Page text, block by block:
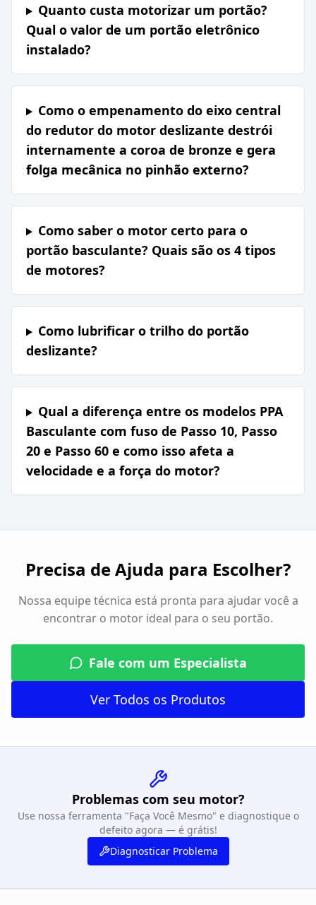
Quanto custa motorizar um portão?
Qual o valor de um portão eletrônico
instalado?
Como o empenamento do eixo central
do redutor do motor deslizante destrói
internamente a coroa de bronze e gera
folga mecânica no pinhão externo?
Como saber o motor certo para o
portão basculante? Quais são os 4 tipos
de motores?
Como lubrificar o trilho do portão
deslizante?
Qual a diferença entre os modelos PPA
Basculante com fuso de Passo 10, Passo
20 e Passo 60 e como isso afeta a
velocidade e a força do motor?
Precisa de Ajuda para Escolher?
Nossa equipe técnica está pronta para ajudar você a
encontrar o motor ideal para o seu portão.
Fale com um Especialista
Ver Todos os Produtos
Problemas com seu motor?
Use nossa ferramenta "Faça Você Mesmo" e diagnostique o
defeito agora — é grátis!
Diagnosticar Problema